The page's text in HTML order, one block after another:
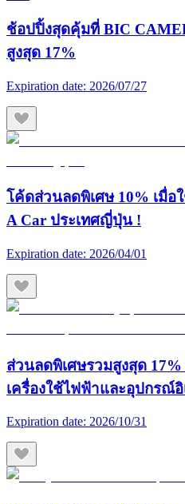
ช้อปปิ้งสุดคุ้มที่ BIC
สูงสุด 17%
Expiration date: 2026/07/27
โค้ดส่วนลดพิเศษ 10% เมื่อ
A Car ประเทศญี่ปุ่น !
Expiration date: 2026/04/01
ส่วนลดพิเศษรวมสูงสุด
เครื่องใช้ไฟฟ้าและอุปกรณ์
Expiration date: 2026/10/31